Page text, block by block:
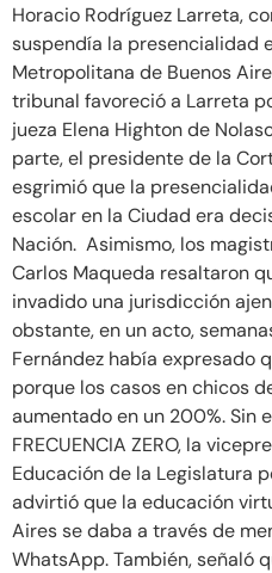
Horacio Rodríguez Larreta,
suspendía la presencialidad
Metropolitana de Buenos
tribunal favoreció a Larreta
jueza Elena Highton de
parte, el presidente de la
esgrimió que la
escolar en la Ciudad era
Nación. Asimismo, los
Carlos Maqueda resaltaron
invadido una jurisdicción
obstante, en un acto,
Fernández había expresado
porque los casos en chicos
aumentado en un 200%. Sin
FRECUENCIA ZERO, la
Educación de la Legislatura
advirtió que la educación
Aires se daba a través de
WhatsApp. También, señaló